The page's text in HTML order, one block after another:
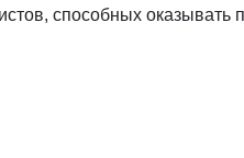
способных